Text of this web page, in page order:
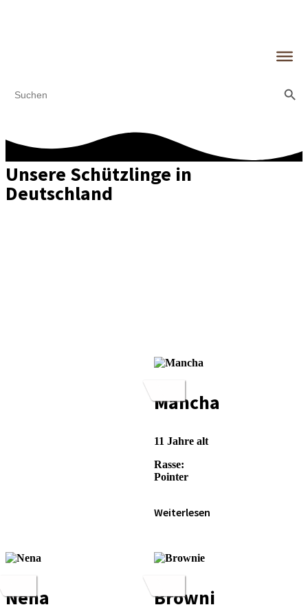
for:
Unsere Schützlinge in
Deutschland
Mancha
11 Jah­re alt
Ras­se:
Poin­ter
Wei­ter­le­sen
Nena
Browni